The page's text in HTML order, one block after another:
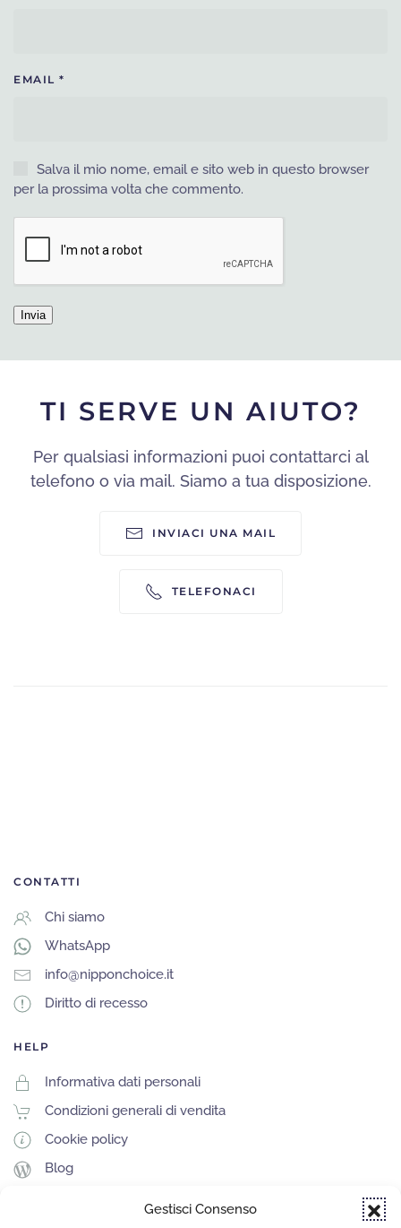
Gestisci Consenso
EMAIL *
Salva il mio nome, email e sito web in questo browser
per la prossima volta che commento.
TI SERVE UN AIUTO?
Per qualsiasi informazioni puoi contattarci al
telefono o via mail. Siamo a tua disposizione.
INVIACI UNA MAIL
TELEFONACI
CONTATTI
Chi siamo
WhatsApp
info@nipponchoice.it
Diritto di recesso
HELP
Informativa dati personali
Condizioni generali di vendita
Cookie policy
Blog